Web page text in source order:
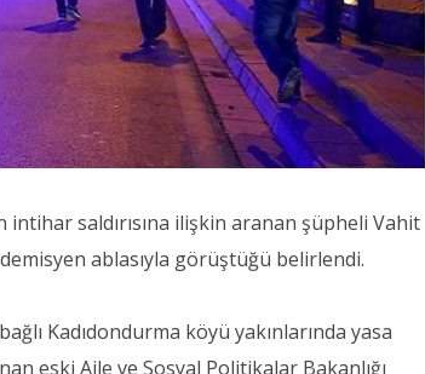
intihar saldırısına ilişkin aranan şüpheli Vahit
ablasıyla görüştüğü belirlendi.
Kadıdondurma köyü yakınlarında yasa
eski Aile ve Sosyal Politikalar Bakanlığı